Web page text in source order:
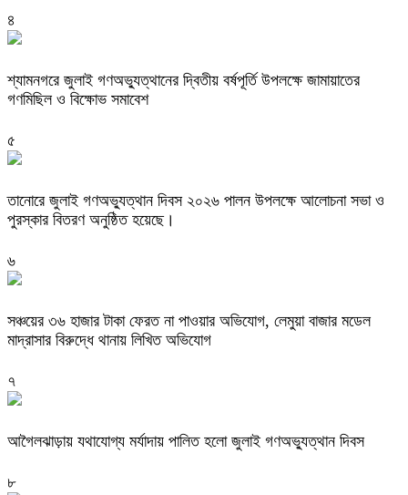
৪
শ্যামনগরে জুলাই গণঅভ্যুত্থানের দ্বিতীয় বর্ষপূর্তি উপলক্ষে জামায়াতের
গণমিছিল ও বিক্ষোভ সমাবেশ
৫
তানোরে জুলাই গণঅভ্যুত্থান দিবস ২০২৬ পালন উপলক্ষে আলোচনা সভা ও
পুরস্কার বিতরণ অনুষ্ঠিত হয়েছে।
৬
সঞ্চয়ের ৩৬ হাজার টাকা ফেরত না পাওয়ার অভিযোগ, লেমুয়া বাজার মডেল
মাদ্রাসার বিরুদ্ধে থানায় লিখিত অভিযোগ
৭
আগৈলঝাড়ায় যথাযোগ্য মর্যাদায় পালিত হলো জুলাই গণঅভ্যুত্থান দিবস
৮